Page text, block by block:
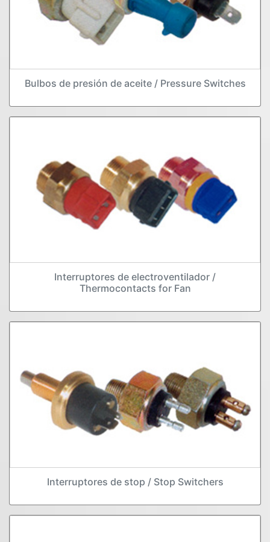
Bulbos de presión de aceite / Pressure Switches
Interruptores de electroventilador /
Thermocontacts for Fan
Interruptores de stop / Stop Switchers